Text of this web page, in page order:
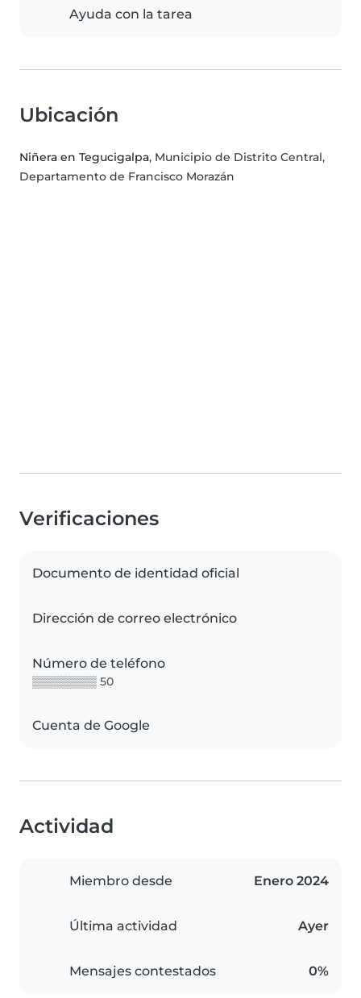
Ayuda con la tarea
Ubicación
Niñera en Tegucigalpa, Municipio de Distrito Central,
Departamento de Francisco Morazán
Verificaciones
Documento de identidad oficial
Dirección de correo electrónico
Número de teléfono
▒▒▒▒▒▒▒▒ 50
Cuenta de Google
Actividad
Miembro desde Enero 2024
Última actividad Ayer
Mensajes contestados 0%